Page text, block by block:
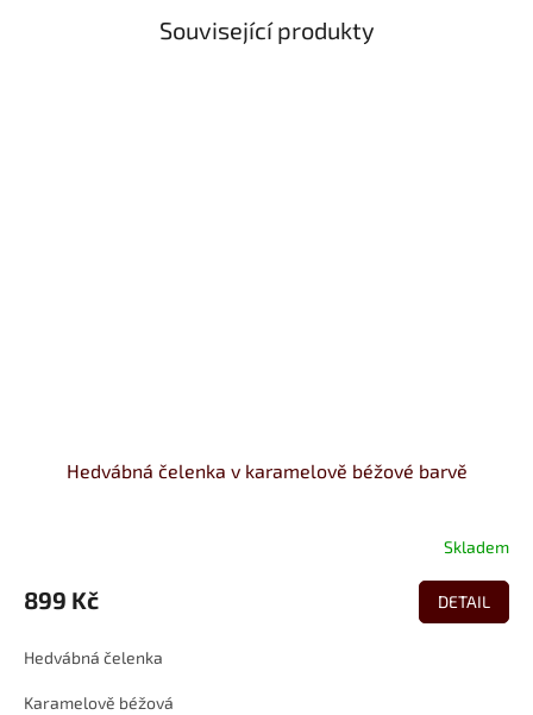
Související produkty
Hedvábná čelenka v karamelově béžové barvě
Skladem
899 Kč DETAIL
Hedvábná čelenka
Karamelově béžová